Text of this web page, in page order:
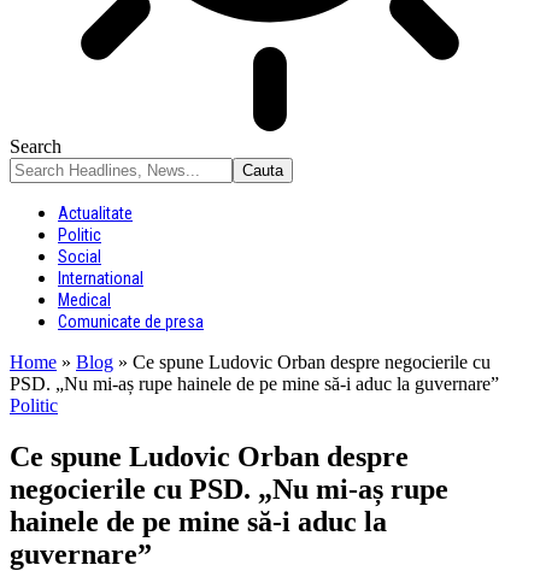
Search
Actualitate
Politic
Social
International
Medical
Comunicate de presa
Home » Blog » Ce spune Ludovic Orban despre negocierile cu
PSD. „Nu mi-aș rupe hainele de pe mine să-i aduc la guvernare”
Politic
Ce spune Ludovic Orban despre
negocierile cu PSD. „Nu mi-aș rupe
hainele de pe mine să-i aduc la
guvernare”